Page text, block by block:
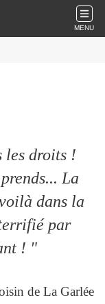
MENU
les droits !
La
dans la
par
! "
de La Garlée